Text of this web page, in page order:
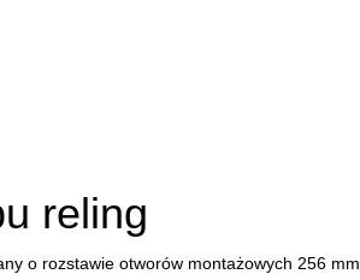
reling
o rozstawie otworów montażowych 256 mm.